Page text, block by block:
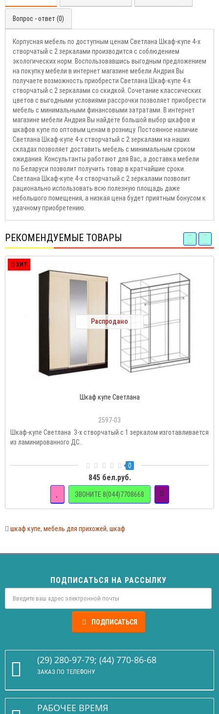
Вопрос - ответ (0)
Корпусная мебель по доступным ценам Светлана Шкаф-купе 4-х
створчатый с 2 зеркалами производится с соблюдением
экологических норм. Воспользовавшись выгодным предложением
на покупку мебели в интернет магазине мебели Андрия Вы
получаете возможность приобрести Светлана Шкаф-купе 4-х
створчатый с 2 зеркалами со скидкой. Сочетание классических
цветов с выгодными условиями рассрочки позволяет приобрести
мебель с минимальными финансовыми затратами. В интернет
магазине мебели Андрия Вы найдёте большой выбор шкафов и
шкафов купе по оптовым ценам в розницу. Постоянное наличие
Светлана Шкаф-купе 4-х створчатый с 2 зеркалами на наших
складах позволяет доставить мебель с минимальным сроком
ожидания. Консультанты работают для Вас, а доставка мебели
по Беларуси позволит получить товар в кратчайшие сроки.
Светлана Шкаф-купе 4-х створчатый с 2 зеркалами позволит
рационально использовать всю полезную площадь даже
небольшого помещения, а низкая цена будет приятным бонусом к
удачному приобретению.
РЕКОМЕНДУЕМЫЕ ТОВАРЫ
ХИТ
Распродано
Шкаф купе Светлана
2597-03
Шкаф-купе Светлана 3-х створчатый с 1 зеркалом изготавливается
из ламинированного ДС..
0
845 бел.руб.
ЗВОНИТЕ 8(044)7708668
шкаф купе, мебель для прихожей, шкаф
ПОДПИСАТЬСЯ НА РАССЫЛКУ
ПОДПИСАТЬСЯ
(29) 280-97-79; (44) 770-86-68
ЗАКАЗ ПО ТЕЛЕФОНУ
РАБОЧЕЕ ВРЕМЯ